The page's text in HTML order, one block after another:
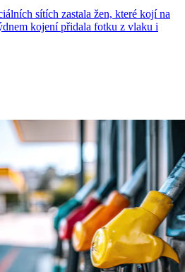
sítích zastala žen, které kojí na
kojení přidala fotku z vlaku i